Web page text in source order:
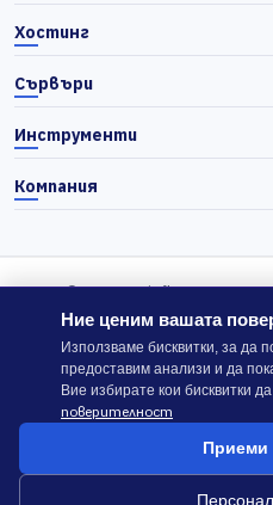
Хостинг
Сървъри
Инструменти
Компания
© 2026 Actiefhost.
законодателство цените в
изчислява отделно при
Ние ценим вашата
Използваме бисквитки, за
предоставим анализи и да
Вие избирате кои бисквитки
поверителност
Приеми